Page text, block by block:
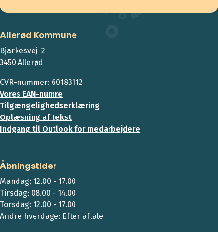
Allerød Kommune
Bjarkesvej 2
3450 Allerød
CVR-nummer: 60183112
Vores EAN-numre
Tilgængelighedserklæring
Oplæsning af tekst
Indgang til Outlook for medarbejdere
Åbningstider
Mandag: 12.00 - 17.00
Tirsdag: 08.00 - 14.00
Torsdag: 12.00 - 17.00
Andre hverdage: Efter aftale